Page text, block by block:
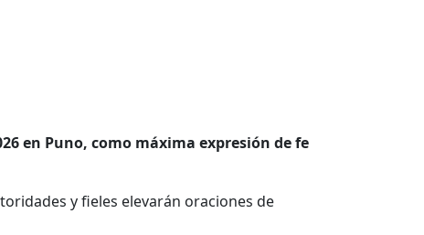
en Puno, como máxima expresión de fe
y fieles elevarán oraciones de